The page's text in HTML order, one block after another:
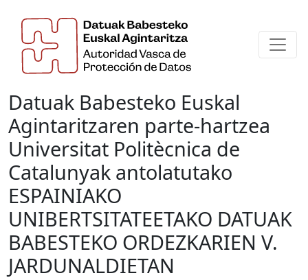
Datuak Babesteko Euskal
Agintaritzaren parte-hartzea
Universitat Politècnica de
Catalunyak antolatutako
ESPAINIAKO
UNIBERTSITATEETAKO DATUAK
BABESTEKO ORDEZKARIEN V.
JARDUNALDIETAN